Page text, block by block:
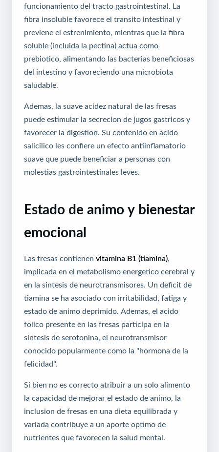
funcionamiento del tracto gastrointestinal. La
fibra insoluble favorece el transito intestinal y
previene el estrenimiento, mientras que la fibra
soluble (incluida la pectina) actua como
prebiotico, alimentando las bacterias beneficiosas
del intestino y favoreciendo una microbiota
saludable.
Ademas, la suave acidez natural de las fresas
puede estimular la secrecion de jugos gastricos y
favorecer la digestion. Su contenido en acido
salicilico les confiere un efecto antiinflamatorio
suave que puede beneficiar a personas con
molestias gastrointestinales leves.
Estado de animo y bienestar
emocional
Las fresas contienen vitamina B1 (tiamina)
implicada en el metabolismo energetico cerebral y
en la sintesis de neurotransmisores. Un deficit de
tiamina se ha asociado con irritabilidad, fatiga y
estado de animo deprimido. Ademas, el acido
folico presente en las fresas participa en la
sintesis de serotonina, el neurotransmisor
conocido popularmente como la "hormona de la
felicidad".
Si bien no es correcto atribuir a un solo alimento
la capacidad de mejorar el estado de animo, la
inclusion de fresas en una dieta equilibrada y
variada contribuye a un aporte optimo de
nutrientes que favorecen la salud mental.